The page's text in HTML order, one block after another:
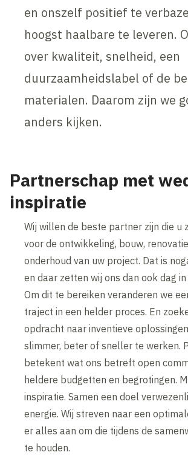
en onszelf positief te
hoogst haalbare te leveren.
over kwaliteit, snelheid, een
duurzaamheidslabel of de
materialen. Daarom zijn we
anders kijken.
Partnerschap met
inspiratie
Wij willen de beste partner zijn die u
voor de ontwikkeling, bouw,
onderhoud van uw project. Dat is
en daar zetten wij ons dan ook dag
Om dit te bereiken veranderen we
traject in een helder proces. En
opdracht naar inventieve
slimmer, beter of sneller te werken.
betekent wat ons betreft open
heldere budgetten en begrotingen.
inspiratie. Samen een doel
energie. Wij streven naar een
er alles aan om die tijdens de
te houden.